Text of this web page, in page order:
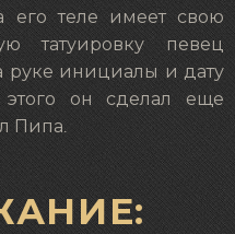
его теле имеет свою
татуировку певец
руке инициалы и дату
он сделал еще
Пипа.